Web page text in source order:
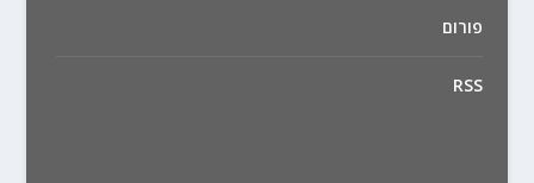
פורום
RSS